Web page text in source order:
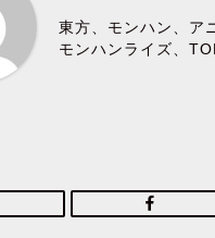
東方、モンハン、ア
モンハンライズ、